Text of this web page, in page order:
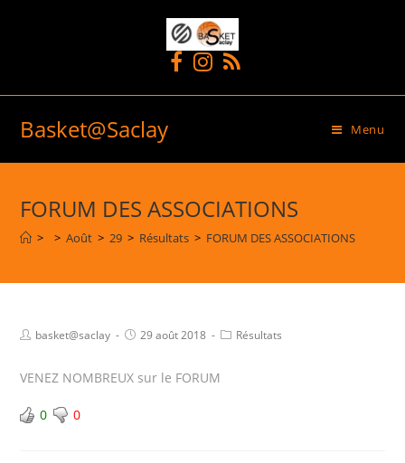
Basket@Saclay Menu
FORUM DES ASSOCIATIONS
> > Août > 29 > Résultats > FORUM DES ASSOCIATIONS
basket@saclay 29 août 2018 Résultats
VENEZ NOMBREUX sur le FORUM
0 0